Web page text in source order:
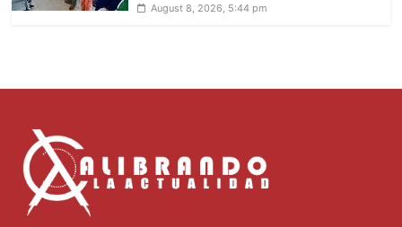
August 8, 2026, 5:44 pm